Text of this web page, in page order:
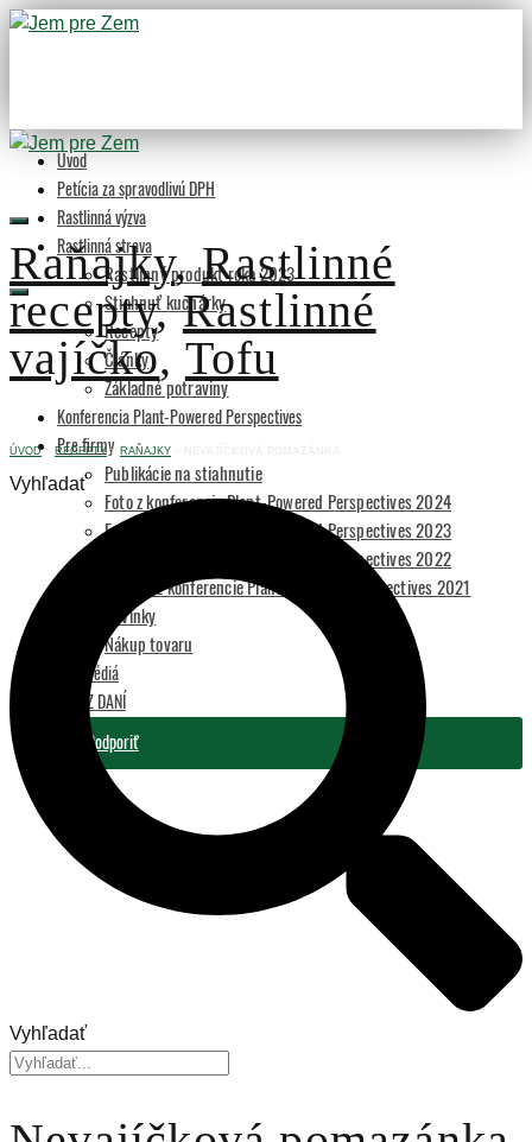
Úvod
Petícia za spravodlivú DPH
Rastlinná výzva
Rastlinná strava
Rastlinný produkt roka 2023
Stiahnuť kuchárky
Recepty
Články
Základné potraviny
Konferencia Plant-Powered Perspectives
Pre firmy
Publikácie na stiahnutie
Foto z konferencie Plant-Powered Perspectives 2024
Foto z konferencie Plant-Powered Perspectives 2023
Foto z konferencie Plant-Powered Perspectives 2022
Záznam z konferencie Plant-Powered Perspectives 2021
Novinky
Nákup tovaru
Pre médiá
2 % Z DANÍ
Podporiť
Raňajky,Rastlinné
recepty,Rastlinné
vajíčko, Tofu
ÚVOD» RECEPTY » RAŇAJKY
Vyhľadať
Vyhľadať